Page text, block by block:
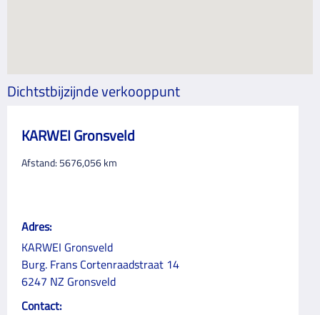
Dichtstbijzijnde verkooppunt
KARWEI Gronsveld
Afstand: 5676,056km
Adres:
KARWEI Gronsveld
Burg. Frans Cortenraadstraat 14
6247 NZ Gronsveld
Contact: